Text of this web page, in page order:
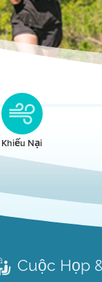
HEET helps
wood-
heat
Khiếu Nại
Cuộc Họp